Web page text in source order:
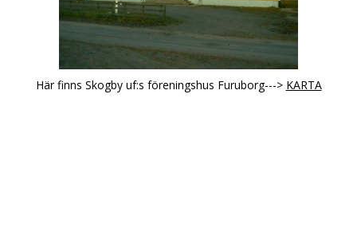
Här finns Skogby uf:s föreningshus Furuborg---> KARTA